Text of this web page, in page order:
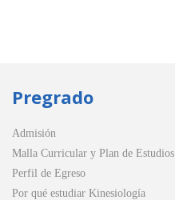
Pregrado
Admisión
Malla Curricular y Plan de Estudios
Perfil de Egreso
Por qué estudiar Kinesiología